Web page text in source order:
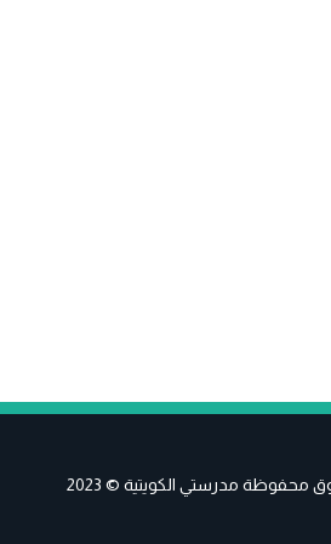
محفوظة مدرستي الكويتية © 2023